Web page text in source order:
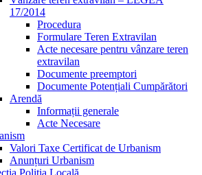
17/2014
Procedura
Formulare Teren Extravilan
Acte necesare pentru vânzare teren
extravilan
Documente preemptori
Documente Potențiali Cumpărători
Arendă
Informații generale
Acte Necesare
Valori Taxe Certificat de Urbanism
Anunțuri Urbanism
Poliția Locală